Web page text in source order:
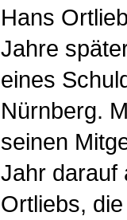
Hans
Jahre
eines
Nürnberg.
seinen
Jahr darauf
Ortliebs,